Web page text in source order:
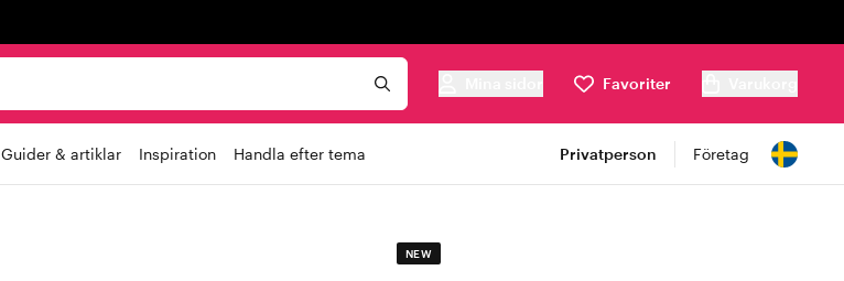
Favoriter
Guider & artiklar Inspiration Handla efter tema Privatperson Företag
NEW